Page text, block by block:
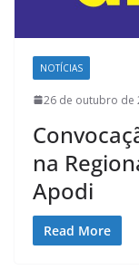
NOTÍCIAS
26 de outubro de
na
Apodi
Read More